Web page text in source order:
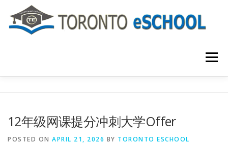
content
Menu
12年级网课提分冲刺大学Offer
POSTED ON APRIL 21, 2026 BY TORONTO ESCHOOL